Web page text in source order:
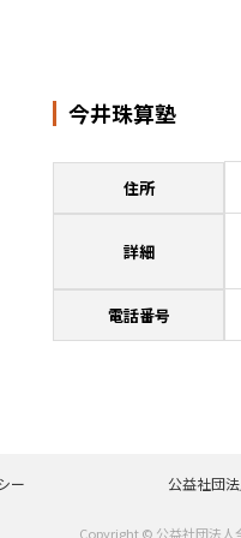
今井珠算塾
住所
詳細
電話番号
公益社団
ー
Copyright © 公益社団法人